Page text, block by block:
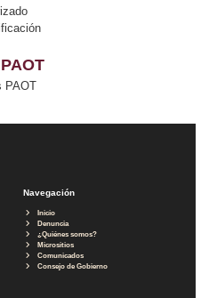
PAOT
Navegación
Inicio
Denuncia
¿Quiénes somos?
Micrositios
Comunicados
Consejo de Gobierno